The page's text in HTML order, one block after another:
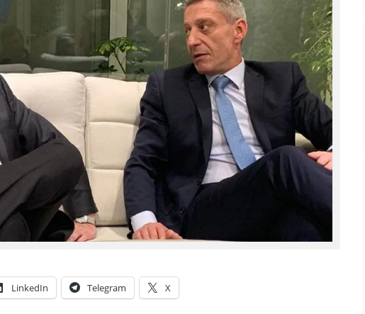
LinkedIn Telegram X